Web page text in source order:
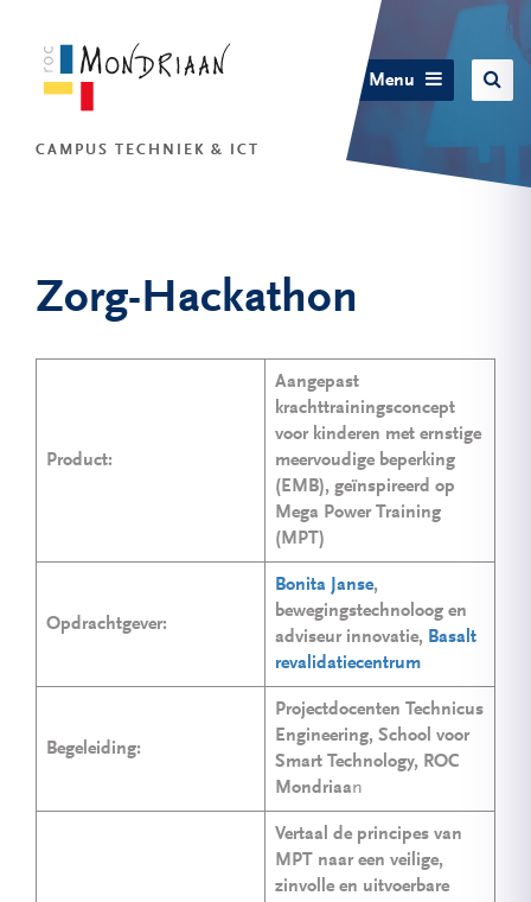
CAMPUS TECHNIEK & ICT
Menu
Zorg-Hackathon
Product:
Aangepast
krachttrainingsconcept
voor kinderen met ernstige
meervoudige beperking
(EMB), geïnspireerd op
Mega Power Training
(MPT)
Opdrachtgever:
Bonita Janse,
bewegingstechnoloog en
adviseur innovatie, Basalt
revalidatiecentrum
Begeleiding:
Projectdocenten Technicus
Engineering, School voor
Smart Technology, ROC
Mondriaan
Vertaal de principes van
MPT naar een veilige,
zinvolle en uitvoerbare